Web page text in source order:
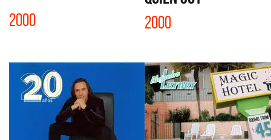
2000 2000